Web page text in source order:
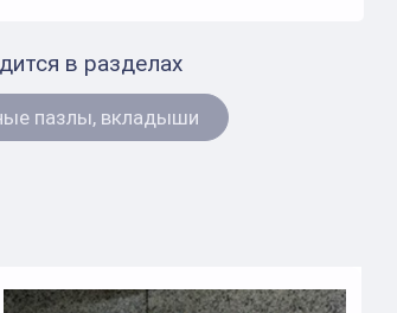
в разделах
пазлы, вкладыши